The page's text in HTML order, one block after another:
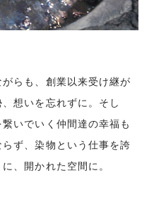
らも、創業以来受け継が
想いを忘れずに。そし
いでいく仲間達の幸福も
ず、染物という仕事を誇
、開かれた空間に。